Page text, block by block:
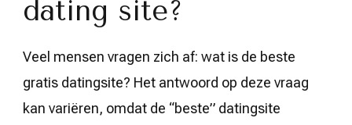
dating site?
Veel mensen vragen zich af: wat is de beste
gratis datingsite? Het antwoord op deze vraag
kan variëren, omdat de “beste” datingsite